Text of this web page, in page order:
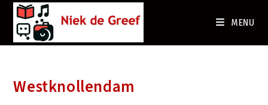
MENU
Westknollendam